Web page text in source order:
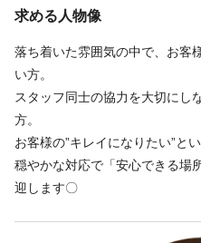
求める人物像
落ち着いた雰囲気の中で、お客
い方。
スタッフ同士の協力を大切にし
方。
お客様の”キレイになりたい”と
穏やかな対応で「安心できる場
迎します〇